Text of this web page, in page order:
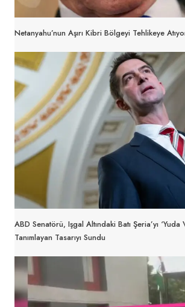
Netanyahu’nun Aşırı Kibri Bölgeyi Tehlikeye
ABD Senatörü, Işgal Altındaki Batı Şeria’yı
Tanımlayan Tasarıyı Sundu